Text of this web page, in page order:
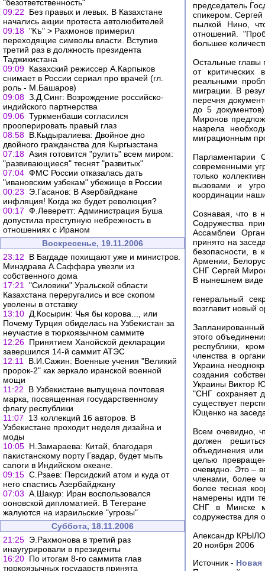
"безответственность"
09:22
Без правых и левых. В Казахстане
начались акции протеста автолюбителей
09:18 "Къ" > Рахмонов примерил
переходящие символы власти. Вступив
третий раз в должность президента
Таджикистана
09:09 Казахский режиссер А.Карпыков
снимает в России сериал про врачей (гл.
роль - М.Башаров)
09:08 З.Д.Синг: Возрождение российско-
индийского партнерства
09:06 Туркменбаши согласился
прооперировать правый глаз
08:58 В.Кыдыралиева: Двойное дно
двойного гражданства для Кыргызстана
07:18 Азия готовится "рулить" всем миром:
"развивающиеся" теснят "развитых"
07:04 ФМС России отказалась дать
"ивановским узбекам" убежище в России
00:23
Э.Гасанов: В Азербайджане
инфляция! Когда же будет революция?
00:17 Ф.Леверетт: Администрация Буша
допустила преступную небрежность в
отношениях с Ираном
Воскресенье, 19.11.2006
23:12
В Багдаде похищают уже и министров.
Минздрава А.Саффара увезли из
собственного дома
17:21
"Силовики" Уральской области
Казахстана переругались и все скопом
уволены в отставку
13:10 Д.Косырин: Чья бы корова..., или
Почему Турция обиделась на Узбекистан за
неучастие в тюркоязычном саммите
12:26 Принятием Ханойской декларации
завершился 14-й саммит АТЭС
12:11
В.И.Сажин: Военные учения "Великий
пророк-2" как зеркало иранской военной
мощи
11:22
В Узбекистане выпущена почтовая
марка, посвященная государственному
флагу республики
11:07
13 коллекций 16 авторов. В
Узбекистане проходит неделя дизайна и
моды
10:05 Н.Замараева: Китай, благодаря
пакистанскому порту Гвадар, будет мыть
сапоги в Индийском океане.
09:15 С.Рзаев: Персидский атом и куда от
него спастись Азербайджану
07:03 А.Шакур: Иран воспользовался
ооновской дипломатией. В Тегеране
жалуются на израильские "угрозы"
Суббота, 18.11.2006
21:25 Э.Рахмонова в третий раз
инаугурировали в президенты
16:20 По итогам 8-го саммита глав
тюркоязычных государств принята
председатель
спикером.
пылкой Нино,
отношений.
большее
Остальные главы
от критических
реальными
миграции. В
перечня
до 5
Миронов
назрела
миграционным
Парламентарии
современными
только
вызовами и
координации
Сознавая, что в
Содружества
Ассамблеи
принято на
безопасности, в
Армении,
СНГ Сергей
В нынешнем виде
генеральный
возглавит новый
этого
республики,
членства в
Украина
создания
Украины Виктор
"СНГ сохраняет
существует
Ющенко на
Всем очевидно,
должен
объединения
целью
очевидно. Это –
членами, более
более тесная
намерены идти
СНГ в Минске
содружества для
Александр
20 ноября 2006
Источник - Новая